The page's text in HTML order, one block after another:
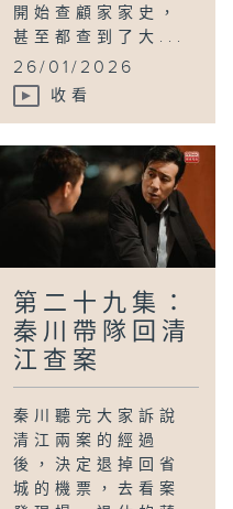
開始查顧家家史，
甚至都查到了大...
26/01/2026
收看
第二十九集：
秦川帶隊回清
江查案
秦川聽完大家訴說
清江兩案的經過
後，決定退掉回省
城的機票，去看案